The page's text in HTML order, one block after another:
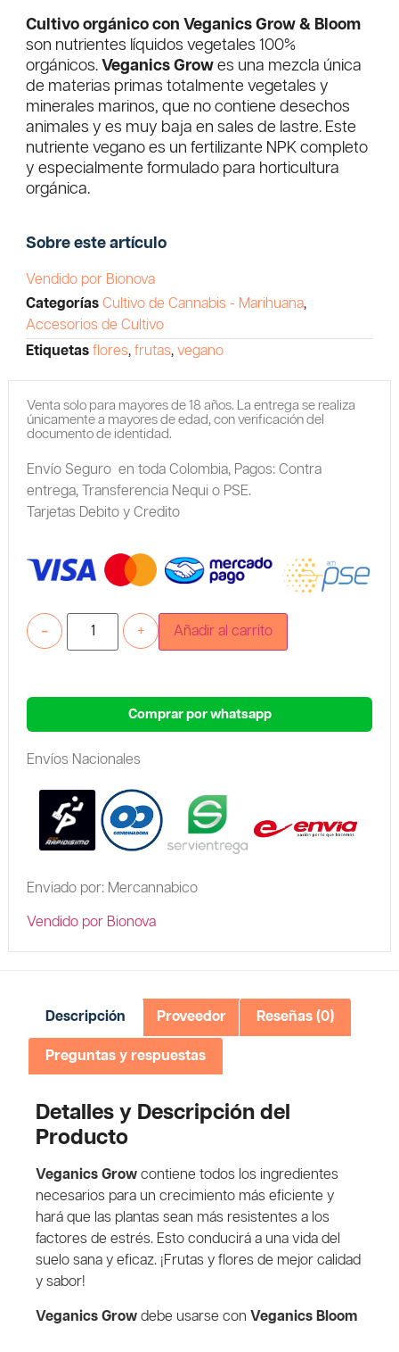
Cultivo orgánico con Veganics Grow & Bloom
son nutrientes líquidos vegetales 100%
orgánicos. Veganics Growes una mezcla única
de materias primas totalmente vegetales y
minerales marinos, que no contiene desechos
animales y es muy baja en sales de lastre. Este
nutriente vegano es un fertilizante NPK completo
y especialmente formulado para horticultura
orgánica.
Sobre este artículo
Vendido por Bionova
Categorías Cultivo de Cannabis - Marihuana,
Accesorios de Cultivo
Etiquetas flores, frutas, vegano
Venta solo para mayores de 18 años. La entrega se realiza
únicamente a mayores de edad, con verificación del
documento de identidad.
Envío Seguro en toda Colombia, Pagos: Contra
entrega,
Transferencia Nequi o PSE.
Tarjetas Debito y Credito
+
- Añadir al carrito
Comprar por whatsapp
Envíos Nacionales
Enviado por: Mercannabico
Vendido por Bionova
Descripción Proveedor Reseñas (0)
Preguntas y respuestas
Detalles y Descripción del
Producto
Veganics Grow contiene todos los ingredientes
necesarios para un crecimiento más eficiente y
hará que las plantas sean más resistentes a los
factores de estrés. Esto conducirá a una vida del
suelo sana y eficaz. ¡Frutas y flores de mejor calidad
y sabor!
Veganics Grow debe usarse con Veganics Bloom